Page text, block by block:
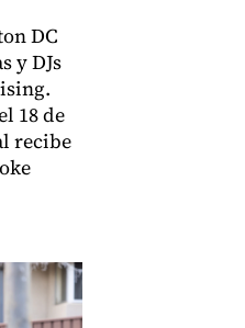
DC
y DJs
18 de
recibe